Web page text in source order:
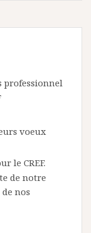
professionnel
voeux
le CREF.
de notre
nos